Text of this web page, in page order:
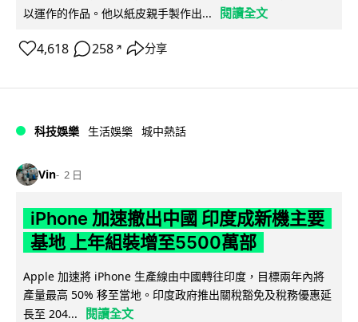
以運作的作品。他以紙皮親手製作出...
閱讀全文
4,618 258 ↗ 分享
科技娛樂 生活娛樂 城中熱話
Vin 2 日
iPhone 加速撤出中國 印度成新機主要
基地 上年組裝增至5500萬部
Apple 加速將 iPhone 生產線由中國轉往印度，目標兩年內將
產量最高 50% 移至當地。印度政府推出關稅豁免及稅務優惠延
長至 204...
閱讀全文